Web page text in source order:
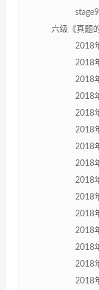
六级《真题
2018
2018
2018
2018
2018
2018
2018
2018
2018
2018
2018
2018
2018
2018
2018